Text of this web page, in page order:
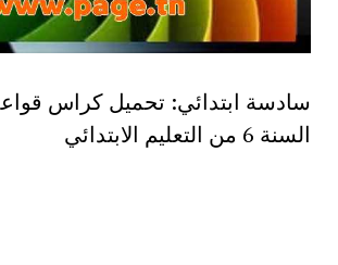
سادسة ابتدائي: تحميل كراس قواعد
السنة 6 من التعليم الابتدائي